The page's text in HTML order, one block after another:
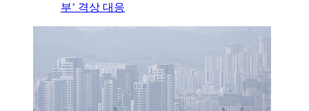
부’ 격상 대응